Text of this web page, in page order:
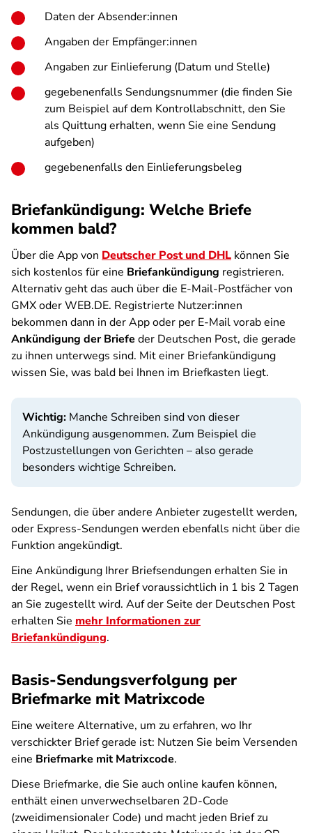
Daten der Absender:innen
Angaben der Empfänger:innen
Angaben zur Einlieferung (Datum und Stelle)
gegebenenfalls Sendungsnummer (die finden Sie
zum Beispiel auf dem Kontrollabschnitt, den Sie
als Quittung erhalten, wenn Sie eine Sendung
aufgeben)
gegebenenfalls den Einlieferungsbeleg
Briefankündigung: Welche Briefe
kommen bald?
Über die App von Deutscher Post und DHL können Sie
sich kostenlos für eine Briefankündigung registrieren.
Alternativ geht das auch über die E-Mail-Postfächer von
GMX oder WEB.DE. Registrierte Nutzer:innen
bekommen dann in der App oder per E-Mail vorab eine
Ankündigung der Briefe der Deutschen Post, die gerade
zu ihnen unterwegs sind. Mit einer Briefankündigung
wissen Sie, was bald bei Ihnen im Briefkasten liegt.
Wichtig: Manche Schreiben sind von dieser
Ankündigung ausgenommen. Zum Beispiel die
Postzustellungen von Gerichten – also gerade
besonders wichtige Schreiben.
Sendungen, die über andere Anbieter zugestellt werden,
oder Express-Sendungen werden ebenfalls nicht über die
Funktion angekündigt.
Eine Ankündigung Ihrer Briefsendungen erhalten Sie in
der Regel, wenn ein Brief voraussichtlich in 1 bis 2 Tagen
an Sie zugestellt wird. Auf der Seite der Deutschen Post
erhalten Sie mehr Informationen zur
Briefankündigung.
Basis-Sendungsverfolgung per
Briefmarke mit Matrixcode
Eine weitere Alternative, um zu erfahren, wo Ihr
verschickter Brief gerade ist: Nutzen Sie beim Versenden
eine Briefmarke mit Matrixcode.
Diese Briefmarke, die Sie auch online kaufen können,
enthält einen unverwechselbaren 2D-Code
(zweidimensionaler Code) und macht jeden Brief zu